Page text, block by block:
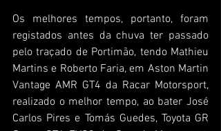
Os melhores tempos, portanto, foram
registados antes da chuva ter passado
pelo traçado de Portimão, tendo Mathieu
Martins e Roberto Faria, em Aston Martin
Vantage AMR GT4 da Racar Motorsport,
realizado o melhor tempo, ao bater José
Carlos Pires e Tomás Guedes, Toyota GR